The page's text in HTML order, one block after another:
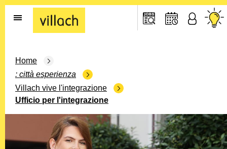
Go to the home page
Home
città esperienza
Villach vive l'integrazione
Ufficio per l'integrazione